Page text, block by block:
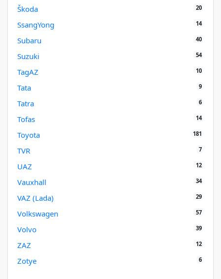
Škoda 20
SsangYong 14
Subaru 40
Suzuki 54
TagAZ 10
Tata 9
Tatra 6
Tofas 14
Toyota 181
TVR 7
UAZ 12
Vauxhall 34
VAZ (Lada) 29
Volkswagen 57
Volvo 39
ZAZ 12
Zotye 6